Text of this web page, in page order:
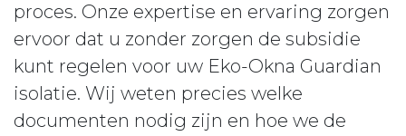
proces. Onze expertise en ervaring zorgen
ervoor dat u zonder zorgen de subsidie
kunt regelen voor uw Eko-Okna Guardian
isolatie. Wij weten precies welke
documenten nodig zijn en hoe we de